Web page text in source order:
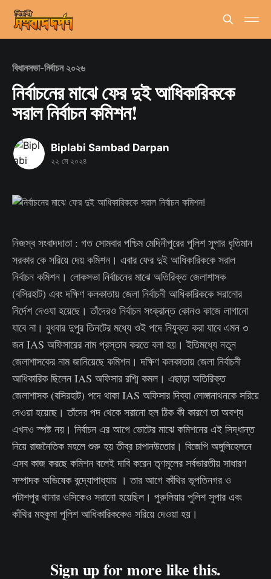
বিধানসভা-নির্বাচন ২০২৬
নির্বাচনের মাঝে ফের দুই আধিকারিককে
সরাল নির্বাচন কমিশন!
Biplabi Sambad Darpan
২২ মে ২০২৪
নিজস্ব সংবাদদাতা : গত সোমবার পশ্চিম মেদিনীপুরের পুলিশ সুপার ধৃতিমান
সরকার কে সরিয়ে দেয় কমিশন। এবার ফের দুই আধিকারিককে সরাল
নির্বাচন কমিশন। লোকসভা নির্বাচনের মাঝে অতিরিক্ত জেলাশাসক
(বসিরহাট) এবং দক্ষিণ কলকাতায় জেলা নির্বাচনী আধিকারিককে সরানোর
নির্দেশ দেওযা হয়েছে। তাঁদেরও নির্বাচন সংক্রান্ত কোনও কাজে লাগানো
যাবে না। বুধবার দুপুর তিনটের মধ্যে ওই পদে নিযুক্ত করা যাবে এমন ৩
জন IAS অফিসারের নাম প্রস্তাব করতে বলা হয়। ইতিমধ্যে নতুন
জেলাশাসকের নাম জানিয়েছে কমিশন। দক্ষিণ কলকাতায় জেলা নির্বাচনী
আধিকারিক ছিলেন IAS অফিসার রশ্মি কমল। এছাড়া অতিরিক্ত
জেলাশাসক (বসিরহাট) পদে থাকা IAS অফিসার দিব্যা লোঙ্গানাথনকে সরিয়ে
দেওয়া হয়েছে। তাঁদের পদ থেকে সরানো হল ঠিক কী কারণে তা অবশ্য
এখনও স্পষ্ট নয়। নির্বাচন এর আগে ভোটের মাঝে কমিশনের এই সিদ্ধান্ত
নিয়ে রাজনৈতিক মহলে শুরু হয় তীব্র চাপানউতোর। বিজেপি অঙ্গুলিহেলনে
এসব কাজ করছে কমিশন বলেই দাবি করেন তৃণমূলের সর্বভারতীয় সাধারণ
সম্পাদক অভিষেক বন্দ্যোপাধ্যায় । তার আগে কাঁথির ভূপতিনগর ও
পটাশপুর থানার ওসিকেও সরানো হয়েছিল। পুরুলিয়ার পুলিশ সুপার এবং
কাঁথির মহকুমা পুলিশ আধিকারিককেও সরিয়ে দেওয়া হয়।
Sign up for more like this.